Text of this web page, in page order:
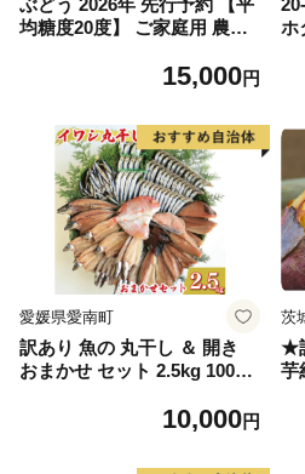
均糖度20度】 ご家庭用 農家
ット 2～3房 合計約1.2kg ブ
直送 】
15,000円
ホ
愛媛県愛南町
訳あり 魚の 丸干し ＆ 開き
おまかせ セット 2.5kg 10000
の ひらき 詰め合わせ 冷凍 丸
10,000円
茨
★
芋